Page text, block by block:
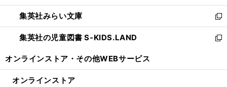
開
く
ウ
で
開
く
ン
ド
ウ
で
ウ
ィ
ン
ド
開
集英社みらい文庫
新
し
い
ン
集英社の児童図書 S-KIDS.LAND
新
ウ
オンラインストア・ その他WEBサービス
オンラインストア